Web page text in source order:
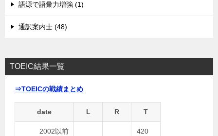
語源で語彙力増強 (1)
通訳案内士 (48)
TOEIC結果一覧
⇒TOEICの戦績まとめ
date L R T
2002以前 420